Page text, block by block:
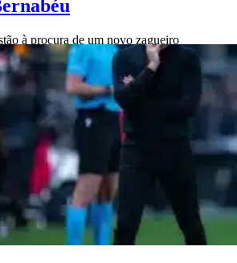
à procura de um novo zagueiro
após as lesões de Éder Militão e